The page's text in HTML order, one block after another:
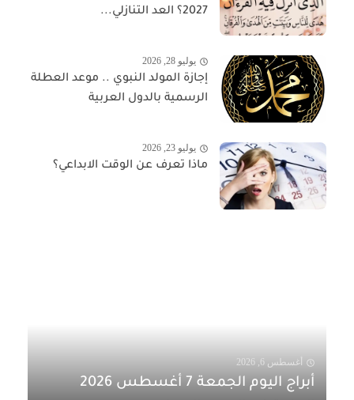
2027؟ العد التنازلي...
يوليو 28, 2026
إجازة المولد النبوي .. موعد العطلة
الرسمية بالدول العربية
يوليو 23, 2026
ماذا تعرف عن الوقت الابداعي؟
أغسطس 6, 2026
أبراج اليوم الجمعة 7 أغسطس 2026